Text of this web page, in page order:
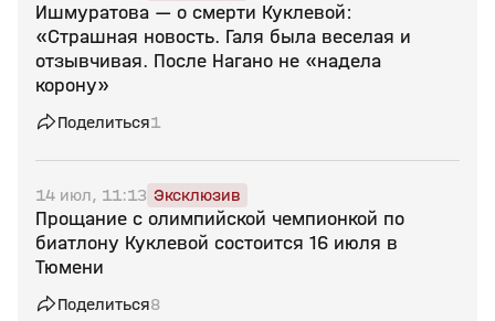
Ишмуратова — о смерти Куклевой:
«Страшная новость. Галя была веселая и
отзывчивая. После Нагано не «надела
корону»
Поделиться1
14 июл, 11:13 Эксклюзив
Прощание с олимпийской чемпионкой по
биатлону Куклевой состоится 16 июля в
Тюмени
Поделиться8